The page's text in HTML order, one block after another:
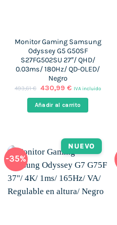
Monitor Gaming Samsung
Odyssey G5 G50SF
S27FG502SU 27″/ QHD/
0.03ms/ 180Hz/ QD-OLED/
Negro
493,61€ El
original
era:
430,99 €El
actual
es:
IVA incluido
Añadir al carrito
-35%
NUEVO